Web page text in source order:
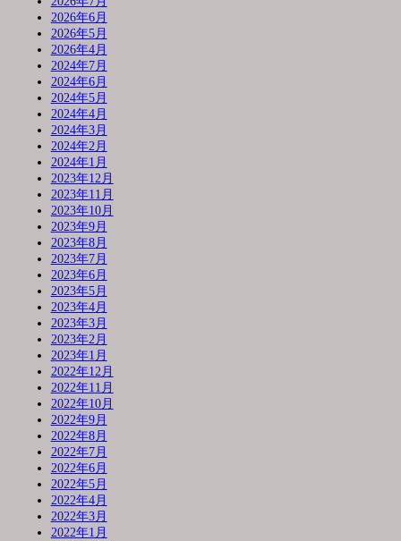
2026年6月
2026年5月
2026年4月
2024年7月
2024年6月
2024年5月
2024年4月
2024年3月
2024年2月
2024年1月
2023年12月
2023年11月
2023年10月
2023年9月
2023年8月
2023年7月
2023年6月
2023年5月
2023年4月
2023年3月
2023年2月
2023年1月
2022年12月
2022年11月
2022年10月
2022年9月
2022年8月
2022年7月
2022年6月
2022年5月
2022年4月
2022年3月
2022年1月